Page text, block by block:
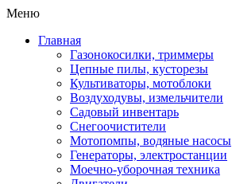
Меню
Главная
Газонокосилки, триммеры
Цепные пилы, кусторезы
Культиваторы, мотоблоки
Воздуходувы, измельчители
Садовый инвентарь
Снегоочистители
Мотопомпы, водяные насосы
Генераторы, электростанции
Моечно-уборочная техника